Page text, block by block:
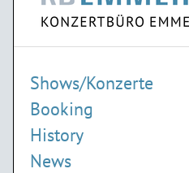
Shows/Konzerte
Booking
History
News